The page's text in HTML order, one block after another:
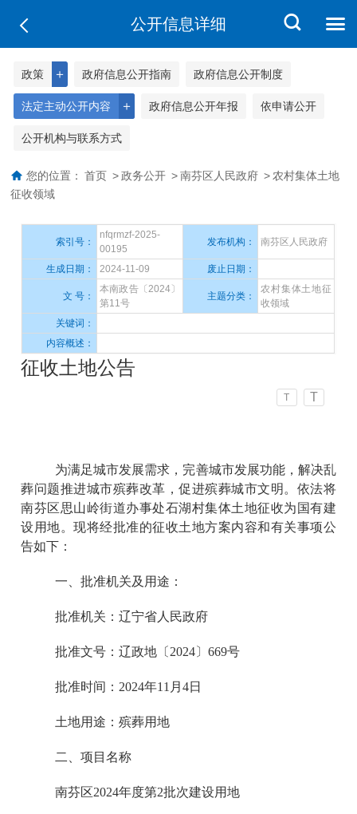
公开信息详细
＋
政策 政府信息公开指南 政府信息公开制度
＋
法定主动公开内容 政府信息公开年报 依申请公开
公开机构与联系方式
您的位置： 首页 > 政务公开 > 南芬区人民政府 > 农村集体土地
征收领域
索引号：
nfqrmzf-2025-
00195
发布机构： 南芬区人民政府
生成日期： 2024-11-09 废止日期：
文 号：
本南政告〔2024〕
第11号
主题分类：
农村集体土地征
收领域
关键词：
内容概述：
征收土地公告
T T
为满足城市发展需求，完善城市发展功能，解决乱
葬问题推进城市殡葬改革，促进殡葬城市文明。依法将
南芬区思山岭街道办事处石湖村集体土地征收为国有建
设用地。现将经批准的征收土地方案内容和有关事项公
告如下：
一、批准机关及用途：
批准机关：辽宁省人民政府
批准文号：辽政地〔2024〕669号
批准时间：2024年11月4日
土地用途：殡葬用地
二、项目名称
南芬区2024年度第2批次建设用地